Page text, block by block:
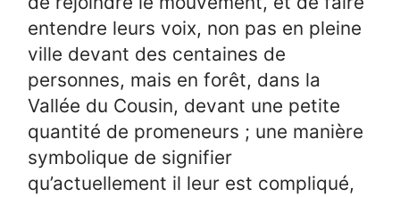
entendre leurs voix, non pas en pleine
ville devant des centaines de
personnes, mais en forêt, dans la
Vallée du Cousin, devant une petite
quantité de promeneurs ; une manière
symbolique de signifier
qu’actuellement il leur est compliqué,